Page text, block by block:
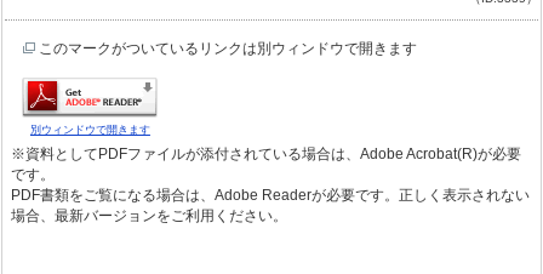
このマークがついているリンクは別ウィンドウで開きます
別ウィンドウで開きます
※資料としてPDFファイルが添付されている場合は、Adobe Acrobat(R)が必要
です。
PDF書類をご覧になる場合は、Adobe Readerが必要です。正しく表示されない
場合、最新バージョンをご利用ください。